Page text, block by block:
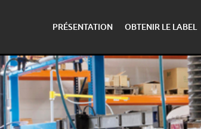
PRÉSENTATION OBTENIR LE LABEL